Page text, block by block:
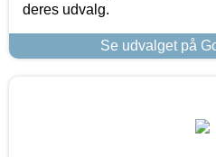
deres udvalg.
Se udvalget på